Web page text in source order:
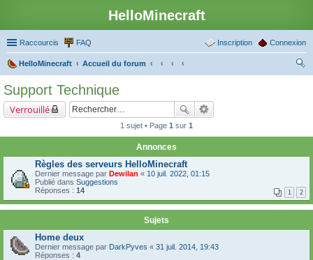
HelloMinecraft
Raccourcis FAQ Connexion
Inscription
HelloMinecraft
Accueil du forum
Support Technique
Verrouillé
1 sujet • Page 1 sur 1
Annonces
Règles des serveurs HelloMinecraft
Dernier message par Dewilan « 10 juil. 2022, 01:15
Publié dans Suggestions
Réponses : 14 1 2
Sujets
Home deux
Dernier message par DarkPyves « 31 juil. 2014, 19:43
Réponses : 4